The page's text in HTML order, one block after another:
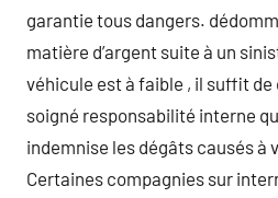
garantie tous dangers.
matière d’argent suite à un
véhicule est à faible , il suffit
soigné responsabilité interne
indemnise les dégâts causés à
Certaines compagnies sur